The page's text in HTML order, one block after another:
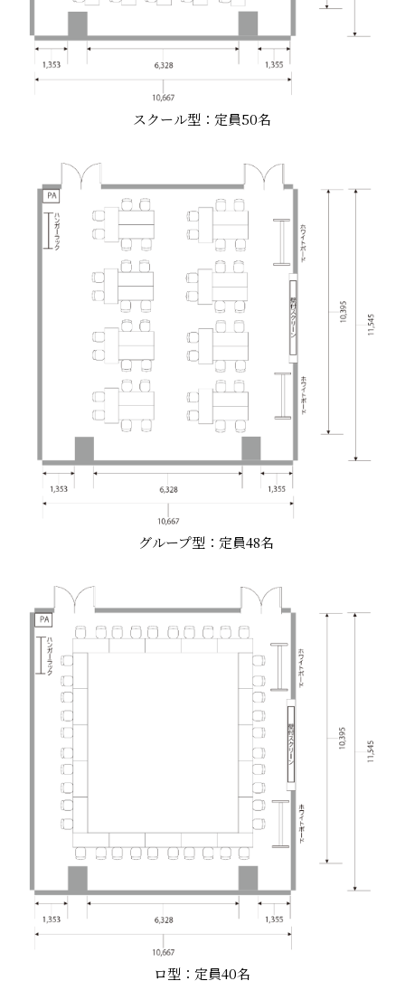
スクール型：定員50名
グループ型：定員48名
ロ型：定員40名